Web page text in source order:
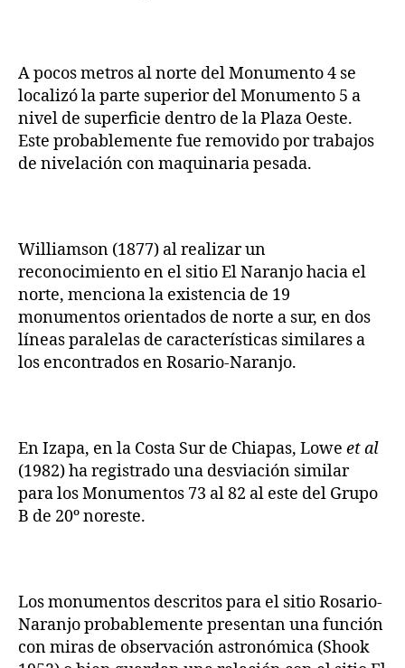
A pocos metros al norte del Monumento 4 se
localizó la parte superior del Monumento 5 a
nivel de superficie dentro de la Plaza Oeste.
Este probablemente fue removido por trabajos
de nivelación con maquinaria pesada.
Williamson (1877) al realizar un
reconocimiento en el sitio El Naranjo hacia el
norte, menciona la existencia de 19
monumentos orientados de norte a sur, en dos
líneas paralelas de características similares a
los encontrados en Rosario-Naranjo.
En Izapa, en la Costa Sur de Chiapas, Lowe et al
(1982) ha registrado una desviación similar
para los Monumentos 73 al 82 al este del Grupo
B de 20º noreste.
Los monumentos descritos para el sitio Rosario-
Naranjo probablemente presentan una función
con miras de observación astronómica (Shook